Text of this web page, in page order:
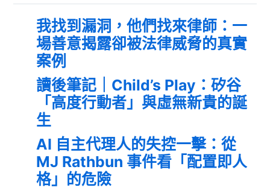
我找到漏洞，他們找來律師：一
場善意揭露卻被法律威脅的真實
案例
讀後筆記｜Child’s Play：矽谷
「高度行動者」與虛無新貴的誕
生
AI 自主代理人的失控一擊：從
MJ Rathbun 事件看「配置即人
格」的危險